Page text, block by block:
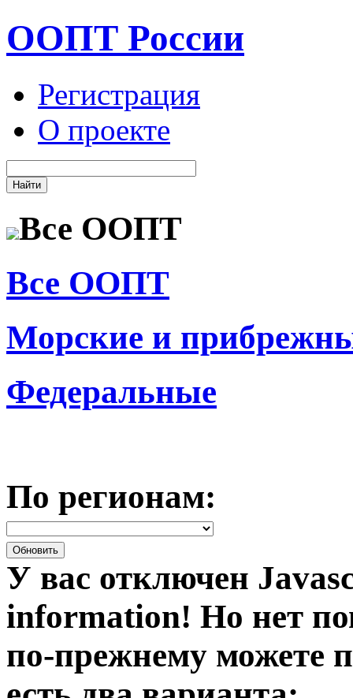
ООПТ России
Регистрация
О проекте
Все ООПТ
Все ООПТ
Морские и
Федеральные
По регионам:
У вас отключен
information! Но нет
по-прежнему можете